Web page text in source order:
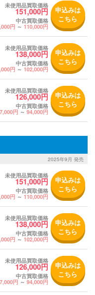
未使用品買取価格
151,000円
中古買取価格
円 ～110,000円
申込みは
こちら
未使用品買取価格
138,000円
中古買取価格
円 ～102,000円
申込みは
こちら
未使用品買取価格
126,000円
中古買取価格
円 ～94,000円
申込みは
こちら
2025年9月 発売
未使用品買取価格
151,000円
中古買取価格
円 ～110,000円
申込みは
こちら
未使用品買取価格
138,000円
中古買取価格
円 ～102,000円
申込みは
こちら
未使用品買取価格
126,000円
中古買取価格
円 ～94,000円
申込みは
こちら